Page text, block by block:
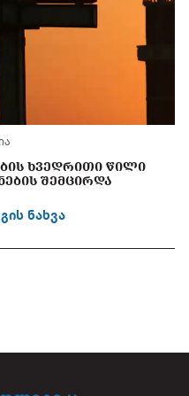
ᲮᲕᲔᲓᲠᲘᲗᲘ ᲬᲘᲚᲘ
ᲨᲔᲛᲪᲘᲠᲓᲐ
ნახვა